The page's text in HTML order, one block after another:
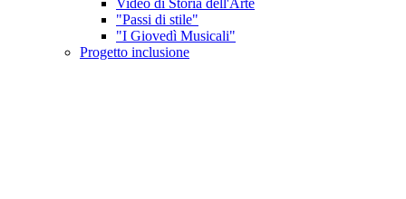
Video di Storia dell'Arte
"Passi di stile"
"I Giovedì Musicali"
Progetto inclusione